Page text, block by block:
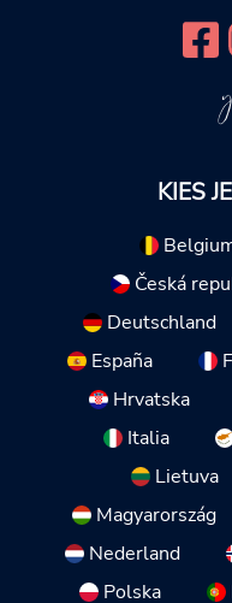
KIES
Česká
Deutschland
España
Hrvatska
Italia
Lietuva
Magyarország
Nederland
Polska